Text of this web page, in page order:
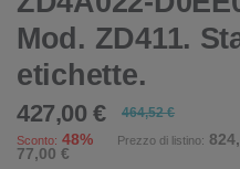
Mod. ZD411.
etichette.
427,00 € 464,52 €
Sconto: 48% Prezzo di listino:
77,00 €